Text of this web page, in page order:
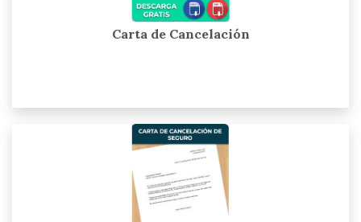
Carta de Cancelación